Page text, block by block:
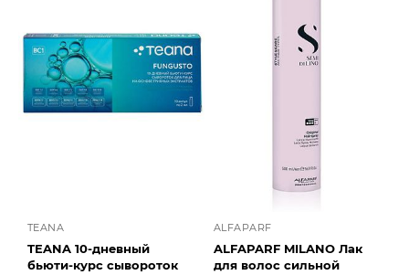
TEANA
TEANA 10-дневный
бьюти-курс сывороток
ALFAPARF
ALFAPARF MILANO Лак
для волос сильной